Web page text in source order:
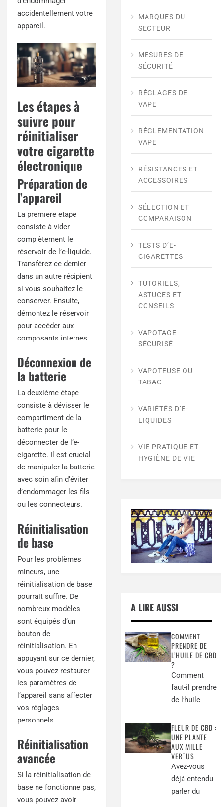
accidentellement votre
appareil.
Les étapes à
suivre pour
réinitialiser
votre cigarette
électronique
Préparation de
l’appareil
La première étape
consiste à vider
complètement le
réservoir de l’e-liquide.
Transférez ce dernier
dans un autre récipient
si vous souhaitez le
conserver. Ensuite,
démontez le réservoir
pour accéder aux
composants internes.
Déconnexion de
la batterie
La deuxième étape
consiste à dévisser le
compartiment de la
batterie pour le
déconnecter de l’e-
cigarette. Il est crucial
de manipuler la batterie
avec soin afin d’éviter
d’endommager les fils
ou les connecteurs.
Réinitialisation
de base
Pour les problèmes
mineurs, une
réinitialisation de base
pourrait suffire. De
nombreux modèles
sont équipés d’un
bouton de
réinitialisation. En
appuyant sur ce dernier,
vous pouvez restaurer
les paramètres de
l’appareil sans affecter
vos réglages
personnels.
Réinitialisation
avancée
Si la réinitialisation de
base ne fonctionne pas,
vous pouvez avoir
MARQUES DU
SECTEUR
MESURES DE
SÉCURITÉ
RÉGLAGES DE
VAPE
RÉGLEMENTATION
VAPE
RÉSISTANCES ET
ACCESSOIRES
SÉLECTION ET
COMPARAISON
TESTS D’E-
CIGARETTES
TUTORIELS,
ASTUCES ET
CONSEILS
VAPOTAGE
SÉCURISÉ
VAPOTEUSE OU
TABAC
VARIÉTÉS D’E-
LIQUIDES
VIE PRATIQUE ET
HYGIÈNE DE VIE
A LIRE AUSSI
COMMENT
PRENDRE DE
L’HUILE DE CBD
?
Comment
faut-il prendre
de l’huile
FLEUR DE CBD :
UNE PLANTE
AUX MILLE
VERTUS
Avez-vous
déjà entendu
parler du